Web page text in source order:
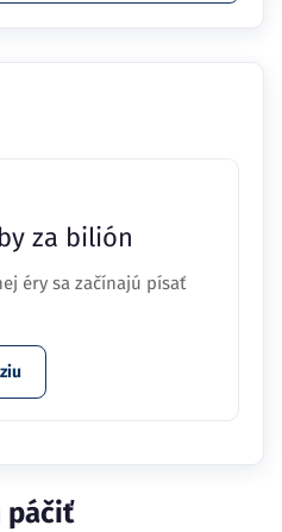
za bilión
éry sa začínajú písať
páčiť